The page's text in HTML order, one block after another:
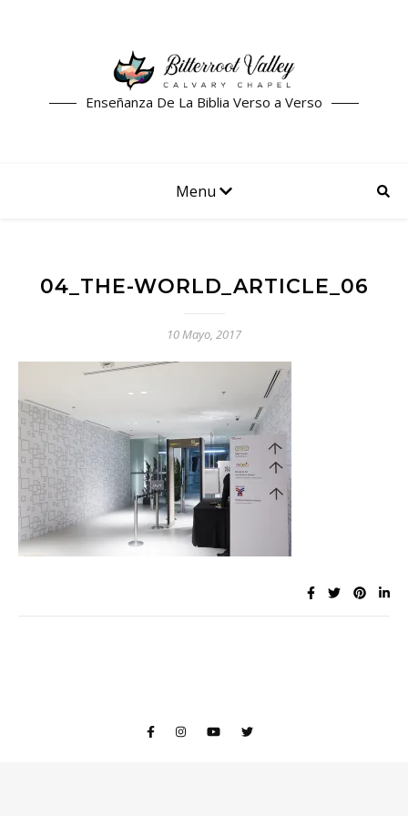
Enseñanza De La Biblia Verso a Verso
Menu
04_THE-WORLD_ARTICLE_06
10 Mayo, 2017